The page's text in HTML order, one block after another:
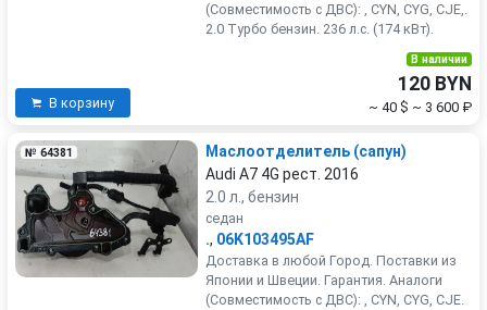
(Совместимость с ДВС): , CYN, CYG, CJE,.
2.0 Турбо бензин. 236 л.с. (174 кВт).
В корзину
В наличии
120 BYN
~ 40 $ ~ 3 600 ₽
№ 64381
Маслоотделитель (сапун)
Audi A7 4G рест. 2016
2.0 л., бензин
седан
., 06K103495AF
Доставка в любой Город. Поставки из
Японии и Швеции. Гарантия. Аналоги
(Совместимость с ДВС): , CYN, CYG, CJE.